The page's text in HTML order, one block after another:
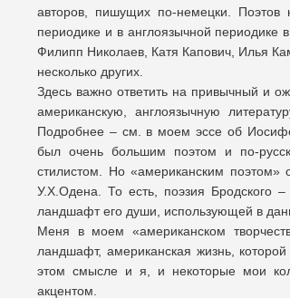
авторов, пишущих по-немецки. Поэтов
периодике и в англоязычной периодике
Филипп Николаев, Катя Капович, Илья
несколько других.
Здесь важно ответить на привычный и
американскую, англоязычную
Подробнее – см. в моем эссе об
был очень большим поэтом и по-
стилистом. Но «американским
У.Х.Одена. То есть, поэзия Бродского
ландшафт его души, использующей в
Меня в моем «американском
ландшафт, американская жизнь,
этом смысле и я, и некоторые мои
акцентом.